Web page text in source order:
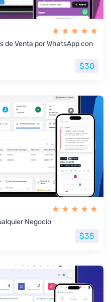
de Venta por WhatsApp con
$30
Negocio
$35